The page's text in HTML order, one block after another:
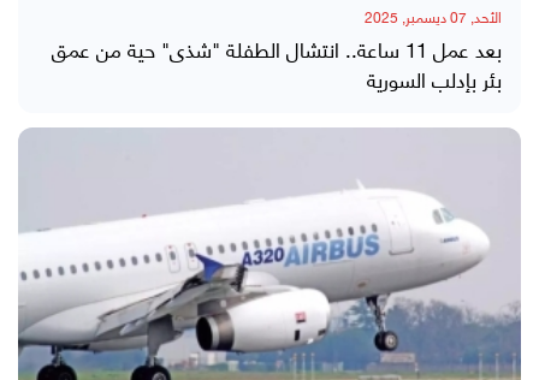
الأحد, 07 ديسمبر, 2025
بعد عمل 11 ساعة.. انتشال الطفلة "شذى" حية من عمق
بئر بإدلب السورية